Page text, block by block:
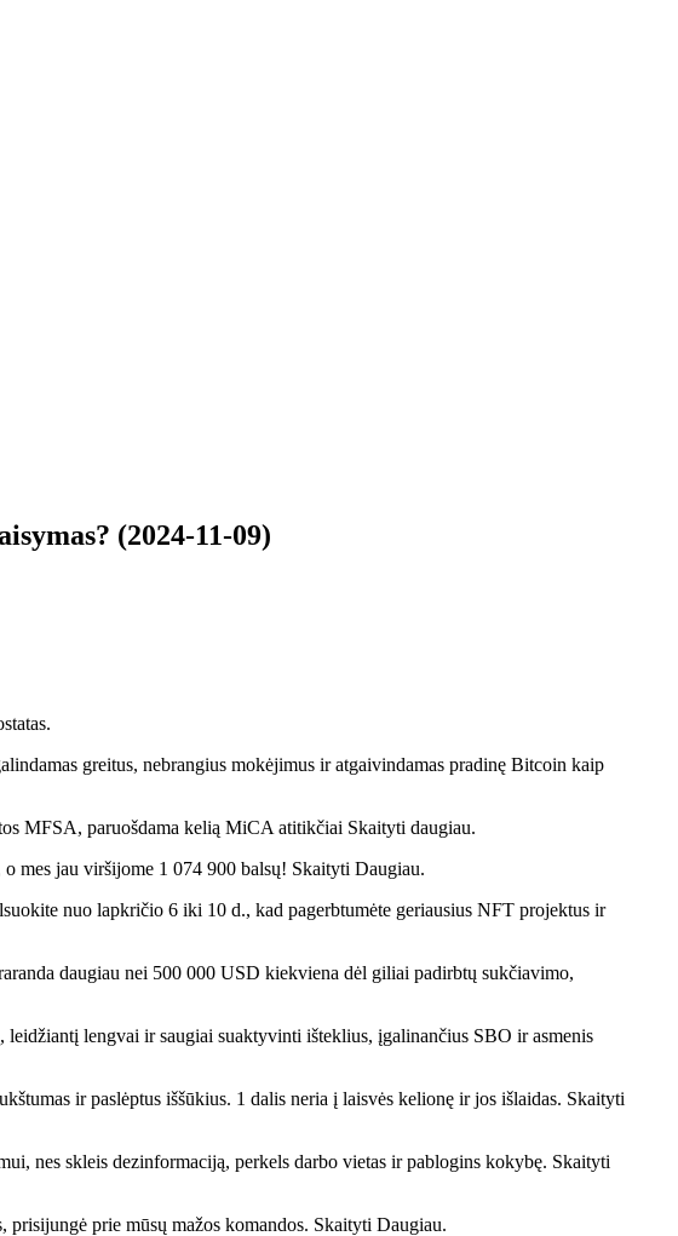
(2024-11-09)
greitus, nebrangius mokėjimus ir atgaivindamas pradinę Bitcoin kaip
MFSA, paruošdama kelią MiCA atitikčiai Skaityti daugiau.
mes jau viršijome 1 074 900 balsų! Skaityti Daugiau.
nuo lapkričio 6 iki 10 d., kad pagerbtumėte geriausius NFT projektus ir
daugiau nei 500 000 USD kiekviena dėl giliai padirbtų sukčiavimo,
lengvai ir saugiai suaktyvinti išteklius, įgalinančius SBO ir asmenis
ir paslėptus iššūkius. 1 dalis neria į laisvės kelionę ir jos išlaidas. Skaityti
nes skleis dezinformaciją, perkels darbo vietas ir pablogins kokybę. Skaityti
prie mūsų mažos komandos. Skaityti Daugiau.